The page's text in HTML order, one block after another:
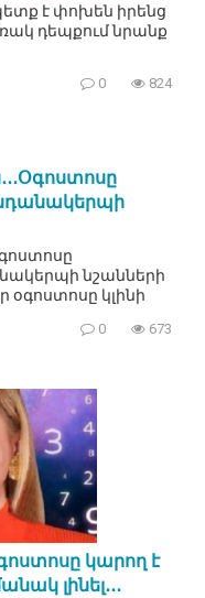
է փոխեն իրենց
դեպքում նրանք
0 824
նշանների
օգոստոսը կլինի
0 673
կարող է
լինել․․․